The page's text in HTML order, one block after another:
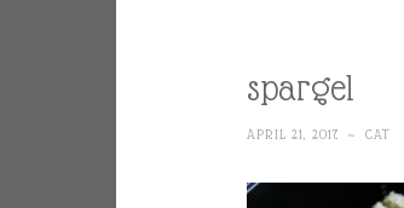
spargel
APRIL 21, 2017 ~ CAT